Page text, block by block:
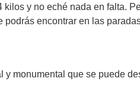
y no eché nada en falta.
encontrar en las
monumental que se puede